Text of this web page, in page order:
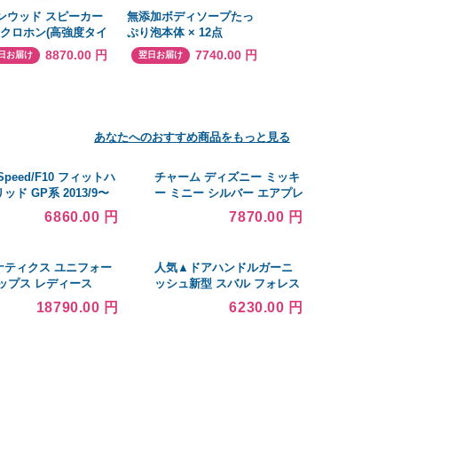
ウッド スピーカー
ロホン(高強度タイ
頭受取不可]
お届け 8870.00 円
無添加ボディソープたっ
ぷり泡本体 × 12点
翌日お届け 7740.00 円
あなたへのおすすめ商品をもっと見る
F10 フィットハ
ッド GP系 2013/9〜
ホイール 1本
6860.00 円
チャーム ディズニー ミッキ
ー ミニー シルバー エアプレ
ーン チャーム レディース
7870.00 円
ティクス ユニフォー
プス レディース
Raanta Carolina
Fanatics
18790.00 円
人気▲ドアハンドルガーニ
ッシュ新型 スバル フォレス
ター SK系 FORESTER専用
内装 インテリアパネル 4Pセ
6230.00 円